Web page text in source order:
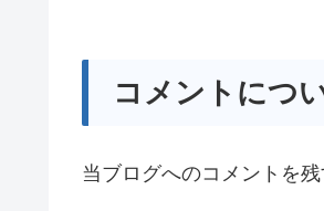
コメントにつ
当ブログへのコメントを